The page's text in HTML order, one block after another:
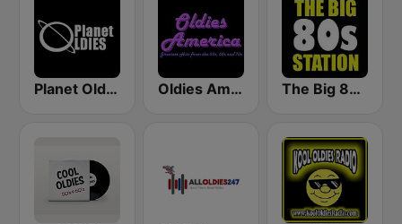
Planet Oldies Radio Oldies America The Big 80s Station